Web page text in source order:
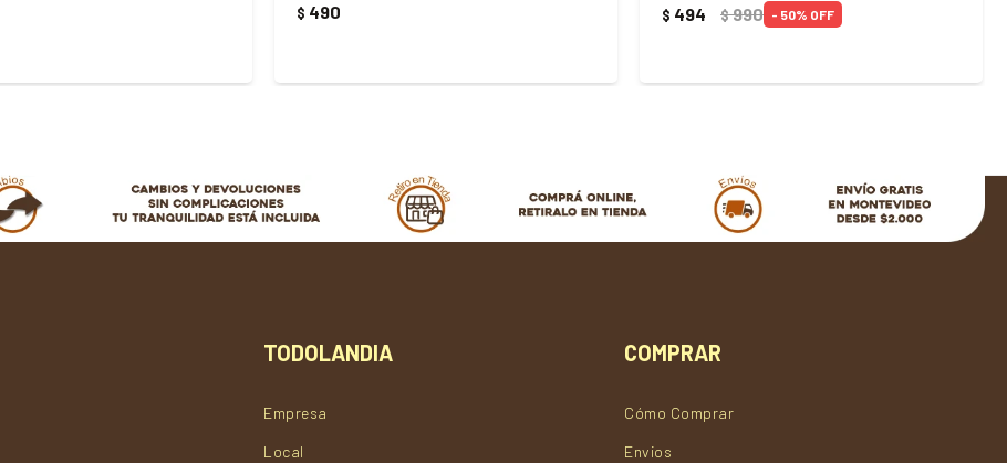
$ 490 $ 494 $990 50
TODOLANDIA
Empresa
Local
COMPRAR
Cómo Comprar
Envios